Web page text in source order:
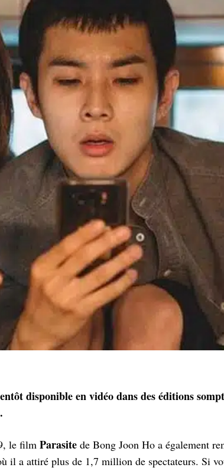
disponible en vidéo dans des éditions
le film Parasite de Bong Joon Ho a également
il a attiré plus de 1,7 million de spectateurs. Si